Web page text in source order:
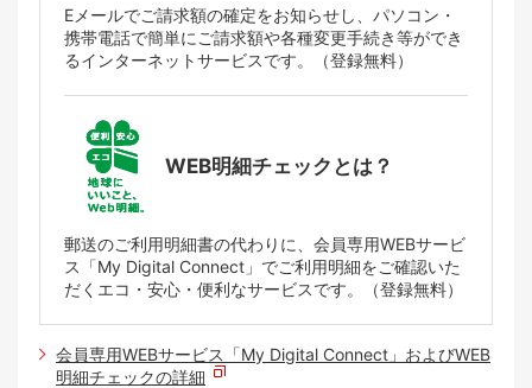
Eメールでご請求額の確定をお知らせし、パソコン・
携帯電話で簡単にご請求額や各種変更手続き等ができ
るインターネットサービスです。（登録無料）
WEB明細チェックとは？
郵送のご利用明細書の代わりに、会員専用WEBサービ
ス「My Digital Connect」でご利用明細をご確認いた
だくエコ・安心・便利なサービスです。（登録無料）
会員専用WEBサービス「My Digital Connect」およびWEB
明細チェックの詳細